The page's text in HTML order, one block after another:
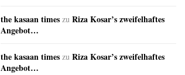
the kasaan times zu Riza Kosar’s zweifelhaftes
Angebot…
the kasaan times zu Riza Kosar’s zweifelhaftes
Angebot…